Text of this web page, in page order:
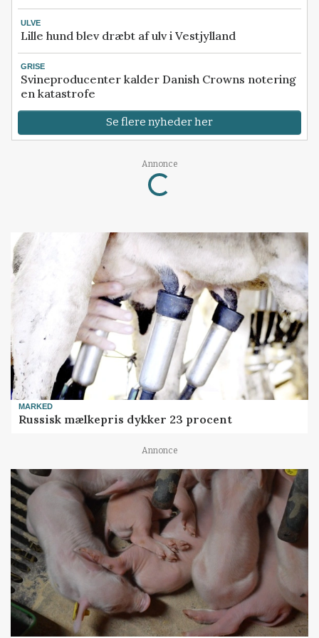
ULVE
Lille hund blev dræbt af ulv i Vestjylland
GRISE
Svineproducenter kalder Danish Crowns notering
en katastrofe
Se flere nyheder her
Annonce
Loading...
MARKED
Russisk mælkepris dykker 23 procent
Annonce